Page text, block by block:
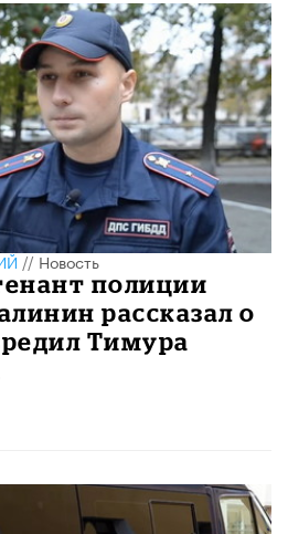
//Новость
полиции
рассказал о
Тимура